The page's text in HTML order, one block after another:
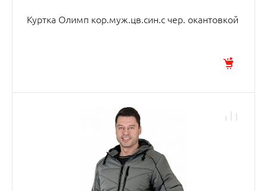
Куртка Олимп кор.муж.цв.син.с чер. окантовкой